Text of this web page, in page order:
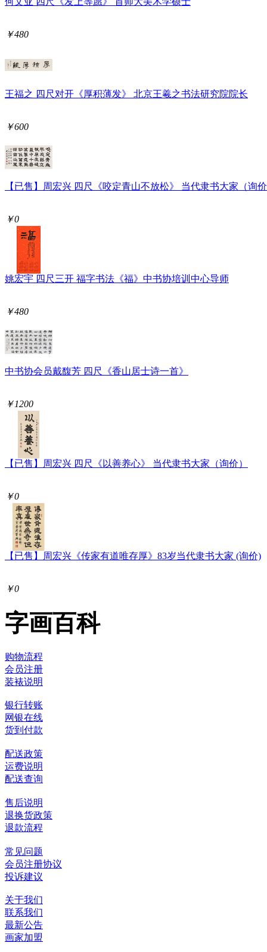
￥480
王福之 四尺对开《厚积薄发》 北京王羲之书法研究院院长
￥600
【已售】周宏兴 四尺《咬定青山不放松》 当代隶书大家（询
￥0
姚宏宇 四尺三开 福字书法《福》中书协培训中心导师
￥480
中书协会员戴馥芳 四尺《香山居士诗一首》
￥1200
【已售】周宏兴 四尺《以善养心》 当代隶书大家（询价）
￥0
【已售】周宏兴《传家有道唯存厚》83岁当代隶书大家 (询价)
￥0
字画百科
购物流程
会员注册
装裱说明
银行转账
网银在线
货到付款
配送政策
运费说明
配送查询
售后说明
退换货政策
退款流程
常见问题
会员注册协议
投诉建议
关于我们
联系我们
最新公告
画家加盟